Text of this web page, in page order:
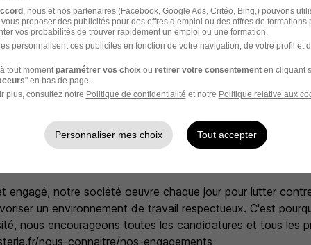
pour télétravailler jusqu'à 2 jours par semaine selon vos
intéressant : une mutuelle, un CSE, des titres
des primes vacances et cooptation.
individualisé.
de carrières multiples : plus de 30 familles de métiers,
s'engager auprès de notre fondation ou de notre partenaire
rejoindre le collectif Tech'Me UP (formations, conférences,
engagé, notre société oeuvre chaque jour pour lutter
un environnement de travail respectueux. C'est
nous encourageons toutes les candidatures et tous les
nous-connaitre/nos-engagements
, nous et nos partenaires (Facebook, Google Ads, Critéo, Bing,) pouvons
proposer des publicités pour des offres d’emploi ou des offres de formations
vos probabilités de trouver rapidement un emploi ou une formation.
personnalisent ces publicités en fonction de votre navigation, de votre profil et
tout moment paramétrer vos choix ou retirer votre consentementen cliquant
" en bas de page.
plus, consultez notre Politique de confidentialité et notre Politique relative aux
Personnaliser mes choix Tout accepter